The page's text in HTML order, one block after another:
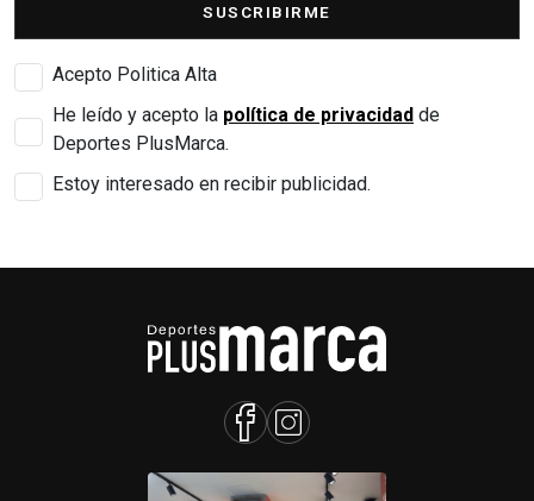
SUSCRIBIRME
Acepto Politica Alta
He leído y acepto la política de privacidad de
Deportes PlusMarca.
Estoy interesado en recibir publicidad.